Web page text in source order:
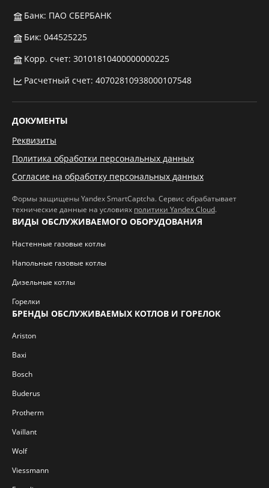
Банк: ПАО СБЕРБАНК
Бик: 044525225
Корр. счет: 30101810400000000225
Расчетный счет: 40702810938000107548
ДОКУМЕНТЫ
Реквизиты
Политика обработки персональных данных
Согласие на обработку персональных данных
Формы защищены Yandex SmartCaptcha. Сервис обрабатывает
технические данные на условиях политики Yandex Cloud.
ВИДЫ ОБСЛУЖИВАЕМОГО ОБОРУДОВАНИЯ
Настенные газовые котлы
Напольные газовые котлы
Дизельные котлы
Горелки
БРЕНДЫ ОБСЛУЖИВАЕМЫХ КОТЛОВ И ГОРЕЛОК
Ariston
Baxi
Bosch
Buderus
Protherm
Vaillant
Wolf
Viessmann